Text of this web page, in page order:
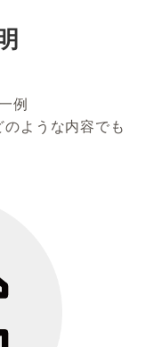
例
のような内容でも